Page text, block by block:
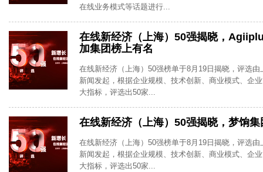
在线业务模式等话题进行...
在线新经济（上海）50强揭晓，
加集团榜上有名
在线新经济（上海）50强榜单于8月19日揭晓，评选
新闻发起，根据企业规模、技术创新、商业模式、企
大指标，评选出50家...
在线新经济（上海）50强揭晓，梦饷
在线新经济（上海）50强榜单于8月19日揭晓，评选
新闻发起，根据企业规模、技术创新、商业模式、企
大指标，评选出50家...